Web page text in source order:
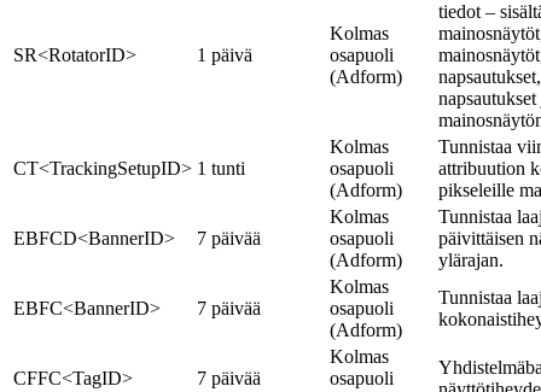
SR<RotatorID> 1 päivä
Kolmas
osapuoli
(Adform)
tiedot –
CT<TrackingSetupID> 1 tunti
Kolmas
osapuoli
(Adform)
Tunnistaa
attribuution
pikseleille
EBFCD<BannerID> 7 päivää
Kolmas
osapuoli
(Adform)
Tunnistaa
päivittäisen
ylärajan.
EBFC<BannerID> 7 päivää
Kolmas
osapuoli
(Adform)
Tunnistaa
CFFC<TagID> 7 päivää
Kolmas
osapuoli